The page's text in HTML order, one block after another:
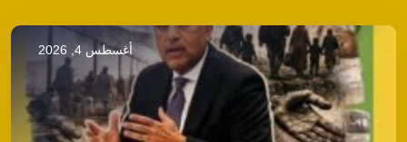
أغسطس 4, 2026